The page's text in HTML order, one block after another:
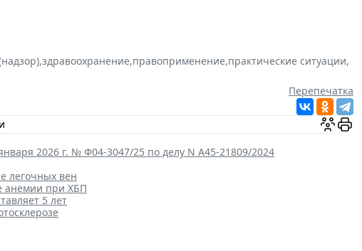
,здравоохранение,правоприменение,практические ситуации,
Перепечатка
2026 г. № Ф04-3047/25 по делу N А45-21809/2024
легочных вен
анемии при ХБП
5 лет